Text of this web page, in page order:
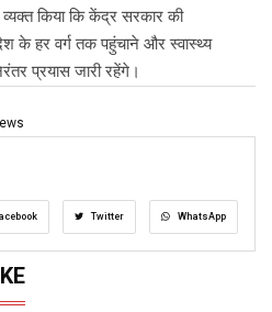
व्यक्त किया कि केंद्र सरकार की
के हर वर्ग तक पहुंचाने और स्वास्थ्य
प्रयास जारी रहेंगे।
Twitter WhatsApp